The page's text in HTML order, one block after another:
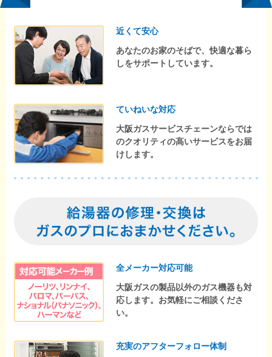
近くて安心
あなたのお家のそばで、快適な暮ら
しをサポートしています。
ていねいな対応
大阪ガスサービスチェーンならでは
のクオリティの高いサービスをお届
けします。
全メーカー対応可能
大阪ガスの製品以外のガス機器も対
応します。お気軽にご相談くださ
い。
充実のアフターフォロー体制